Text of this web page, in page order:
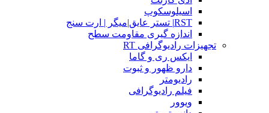
اسیلوسکوپ
RST| تستر عایق|میگر | ارت سنج
اندازه گیری مقاومت سطح
تجهیزات رادیوگرافی RT
ایکس ری و گاما
دارو ظهور و ثبوت
رادیومتر
فیلم رادیوگرافی
ویوور